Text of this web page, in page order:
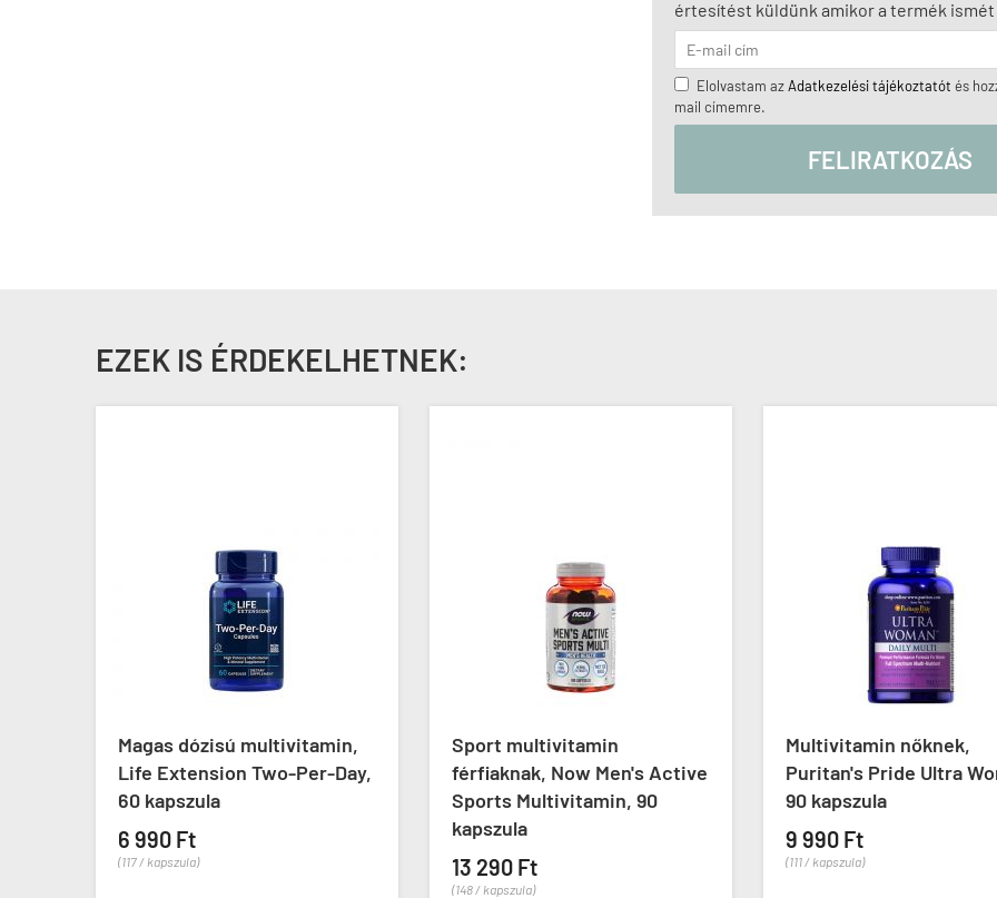
értesítést küldünk amikor a termék
Elolvastam azAdatkezelési tájékoztatót és
mail címemre.
FELIRATKOZÁS
EZEK IS ÉRDEKELHETNEK:
Magas dózisú multivitamin,
Life Extension Two-Per-Day,
60 kapszula
6 990 Ft
(117 / kapszula)
Sport multivitamin
férfiaknak, Now Men's Active
Sports Multivitamin, 90
kapszula
13 290 Ft
(148 / kapszula)
Multivitamin nőknek,
Puritan's Pride Ultra
90 kapszula
9 990 Ft
(111 / kapszula)